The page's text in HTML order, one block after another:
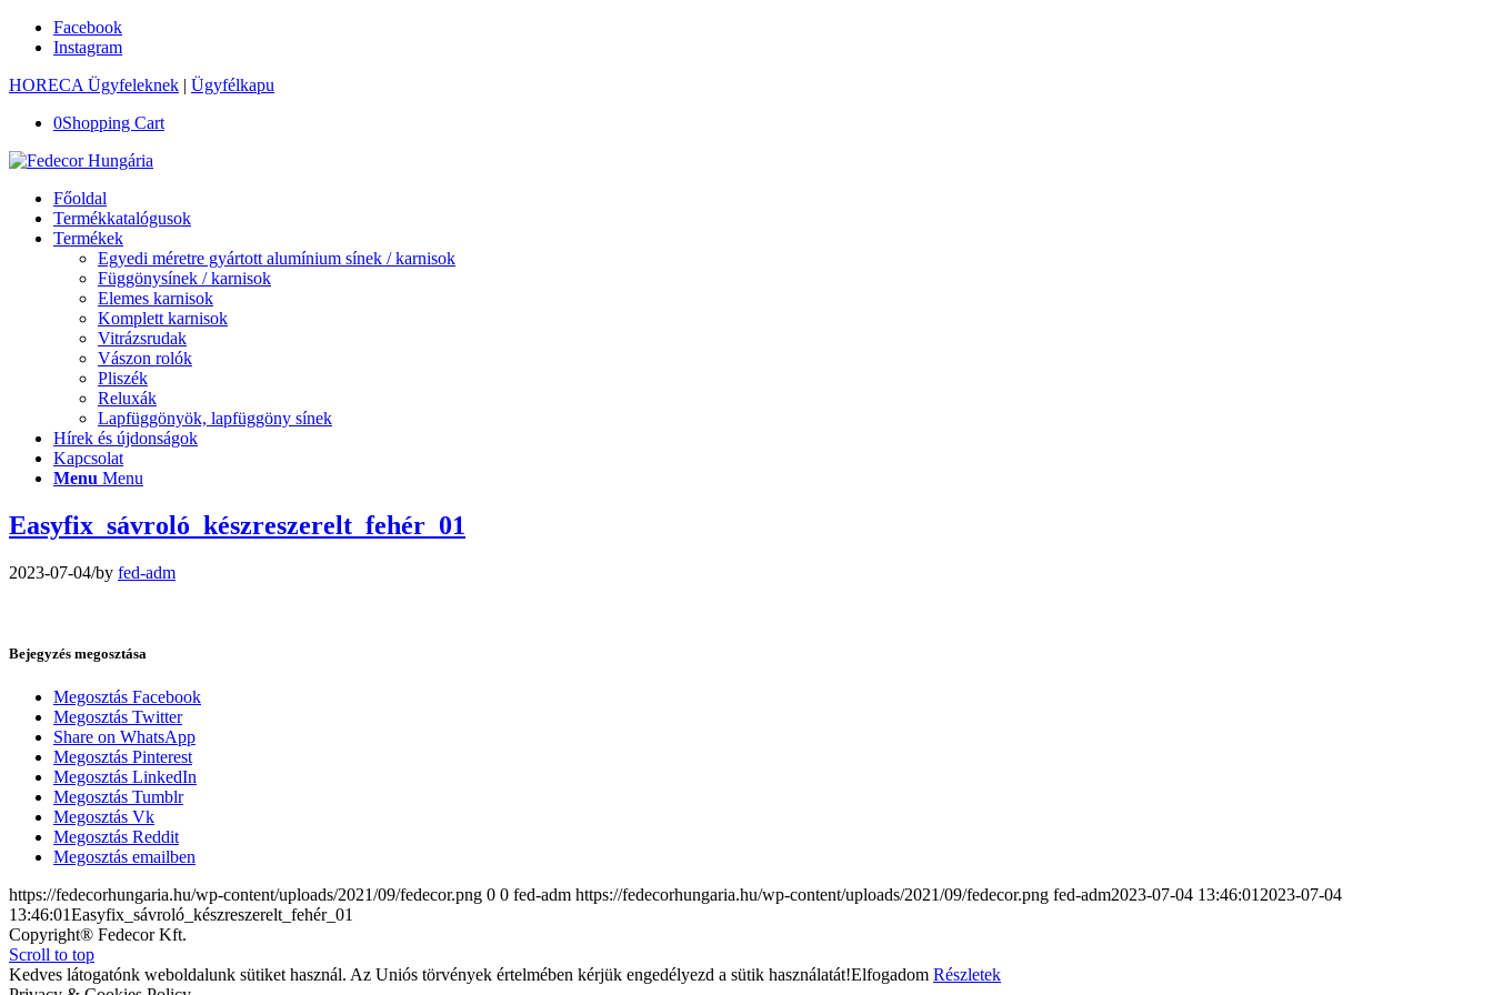
Facebook
Instagram
HORECA Ügyfeleknek | Ügyfélkapu
0Shopping Cart
Főoldal
Termékkatalógusok
Termékek
Egyedi méretre gyártott alumínium sínek / karnisok
Függönysínek / karnisok
Elemes karnisok
Komplett karnisok
Vitrázsrudak
Vászon rolók
Pliszék
Reluxák
Lapfüggönyök, lapfüggöny sínek
Hírek és újdonságok
Kapcsolat
Menu Menu
Easyfix_sávroló_készreszerelt_fehér_01
2023-07-04/by fed-adm
Bejegyzés megosztása
Megosztás Facebook
Megosztás Twitter
Share on WhatsApp
Megosztás Pinterest
Megosztás LinkedIn
Megosztás Tumblr
Megosztás Vk
Megosztás Reddit
Megosztás emailben
https://fedecorhungaria.hu/wp-content/uploads/2021/09/fedecor.png 0 0 fed-adm https://fedecorhungaria.hu/wp-content/uploads/2021/09/fedecor.png fed-adm2023-07-04 13:46:01 2023-07-04
13:46:01Easyfix_sávroló_készreszerelt_fehér_01
Copyright® Fedecor Kft.
Scroll to top
Kedves látogatónk weboldalunk sütiket használ. Az Uniós törvények értelmében kérjük engedélyezd a sütik használatát!Elfogadom Részletek